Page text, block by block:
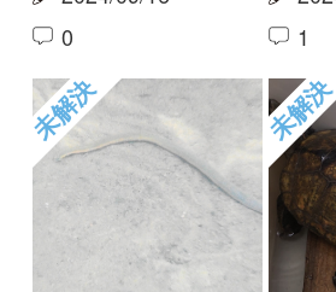
未解決 未解決